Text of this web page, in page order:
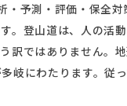
予測・評価・保全対
。登山道は、人の活
訳ではありません。
にわたります。従